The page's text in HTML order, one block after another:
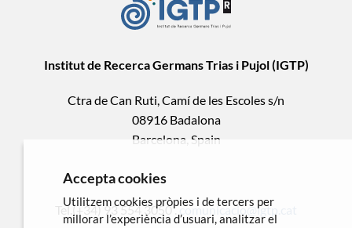
Institut de Recerca Germans Trias i Pujol (IGTP)
Ctra de Can Ruti, Camí de les Escoles s/n
08916 Badalona
Barcelona, Spain
Tel.(+34) 93 554 3050 .comunicacio@igtp.cat
Accepta cookies
Utilitzem cookies pròpies i de tercers per
millorar l’experiència d’usuari, analitzar el